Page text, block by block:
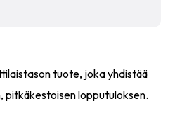
tuote, joka yhdistää
pitkäkestoisen lopputuloksen.